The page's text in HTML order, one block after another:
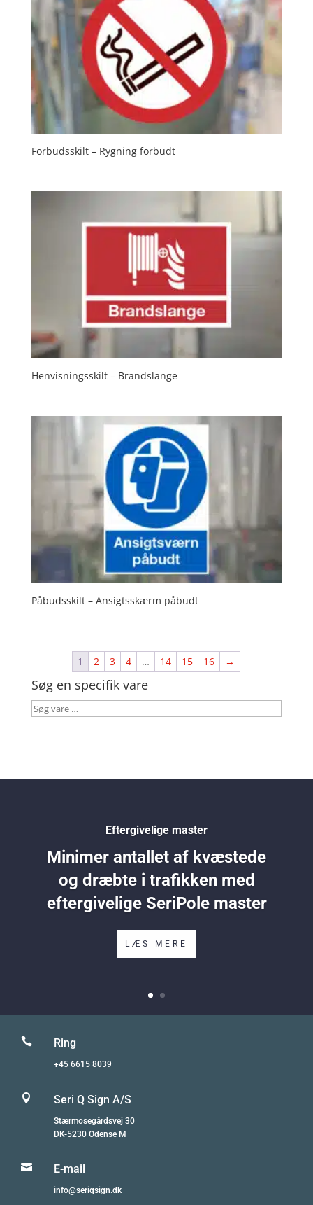
Forbudsskilt – Rygning forbudt
Henvisningsskilt – Brandslange
Påbudsskilt – Ansigtsskærm påbudt
1 2 3 4 … 14 15 16 →
Søg en specifik vare
Søg
Eftergivelige master
Minimer antallet af kvæstede
og dræbte i trafikken med
eftergivelige SeriPole master
LÆS MERE
 Ring
+45 6615 8039
 Seri Q Sign A/S
Stærmosegårdsvej 30
DK-5230 Odense M
 E-mail
info@seriqsign.dk